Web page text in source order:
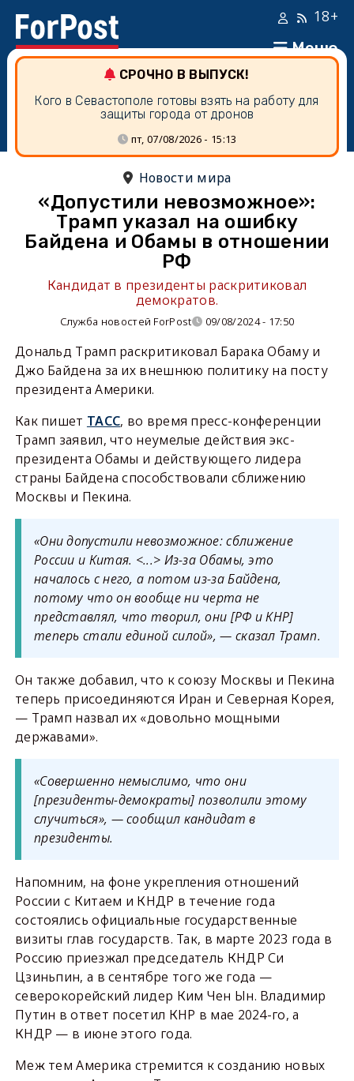
Меню
18+
СРОЧНО В ВЫПУСК!
Кого в Севастополе готовы взять на работу для
защиты города от дронов
пт, 07/08/2026 - 15:13
Новости мира
«Допустили невозможное»:
Трамп указал на ошибку
Байдена и Обамы в отношении
РФ
Кандидат в президенты раскритиковал
демократов.
Служба новостей ForPost 09/08/2024 - 17:50
Дональд Трамп раскритиковал Барака Обаму и
Джо Байдена за их внешнюю политику на посту
президента Америки.
Как пишет ТАСС, во время пресс-конференции
Трамп заявил, что неумелые действия экс-
президента Обамы и действующего лидера
страны Байдена способствовали сближению
Москвы и Пекина.
«Они допустили невозможное: сближение
России и Китая. <...> Из-за Обамы, это
началось с него, а потом из-за Байдена,
потому что он вообще ни черта не
представлял, что творил, они [РФ и КНР]
теперь стали единой силой», — сказал Трамп.
Он также добавил, что к союзу Москвы и Пекина
теперь присоединяются Иран и Северная Корея,
— Трамп назвал их «довольно мощными
державами».
«Совершенно немыслимо, что они
[президенты-демократы] позволили этому
случиться», — сообщил кандидат в
президенты.
Напомним, на фоне укрепления отношений
России с Китаем и КНДР в течение года
состоялись официальные государственные
визиты глав государств. Так, в марте 2023 года в
Россию приезжал председатель КНДР Си
Цзиньпин, а в сентябре того же года —
северокорейский лидер Ким Чен Ын. Владимир
Путин в ответ посетил КНР в мае 2024-го, а
КНДР — в июне этого года.
Меж тем Америка стремится к созданию новых